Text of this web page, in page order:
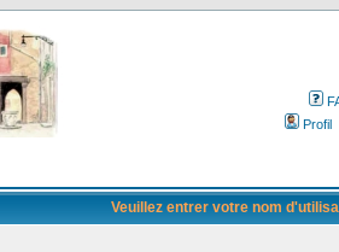
Profil
Veuillez entrer votre nom